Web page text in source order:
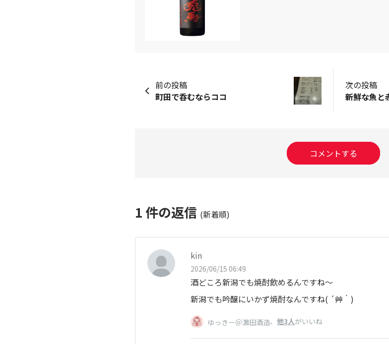
前の投稿
町田で呑むならココ
次の投稿
新鮮な魚と
コメントする
1 件の返信 (新着順)
kin
2026/06/15 06:49
酒どころ新潟でも焼酎飲めるんですね～
新潟でも吟醸にいかず焼酎なんですね( ´艸｀)
ゆっきー＠濵田酒造、 他3人がいいね